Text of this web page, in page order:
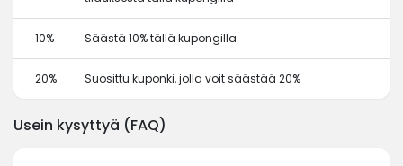
10% Säästä 10% tällä kupongilla
20% Suosittu kuponki, jolla voit säästää 20%
Usein kysyttyä (FAQ)